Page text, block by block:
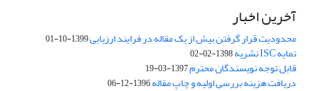
آخرین اخبار
محدودیت قرار گرفتن بیش از یک مقاله در فرایند ارزیابی1399-10-01
نمایه ISC نشریه 1398-02-02
قابل توجه نویسندگان محترم1397-03-19
دریافت هزینه بررسی اولیه و چاپ مقاله1396-12-06